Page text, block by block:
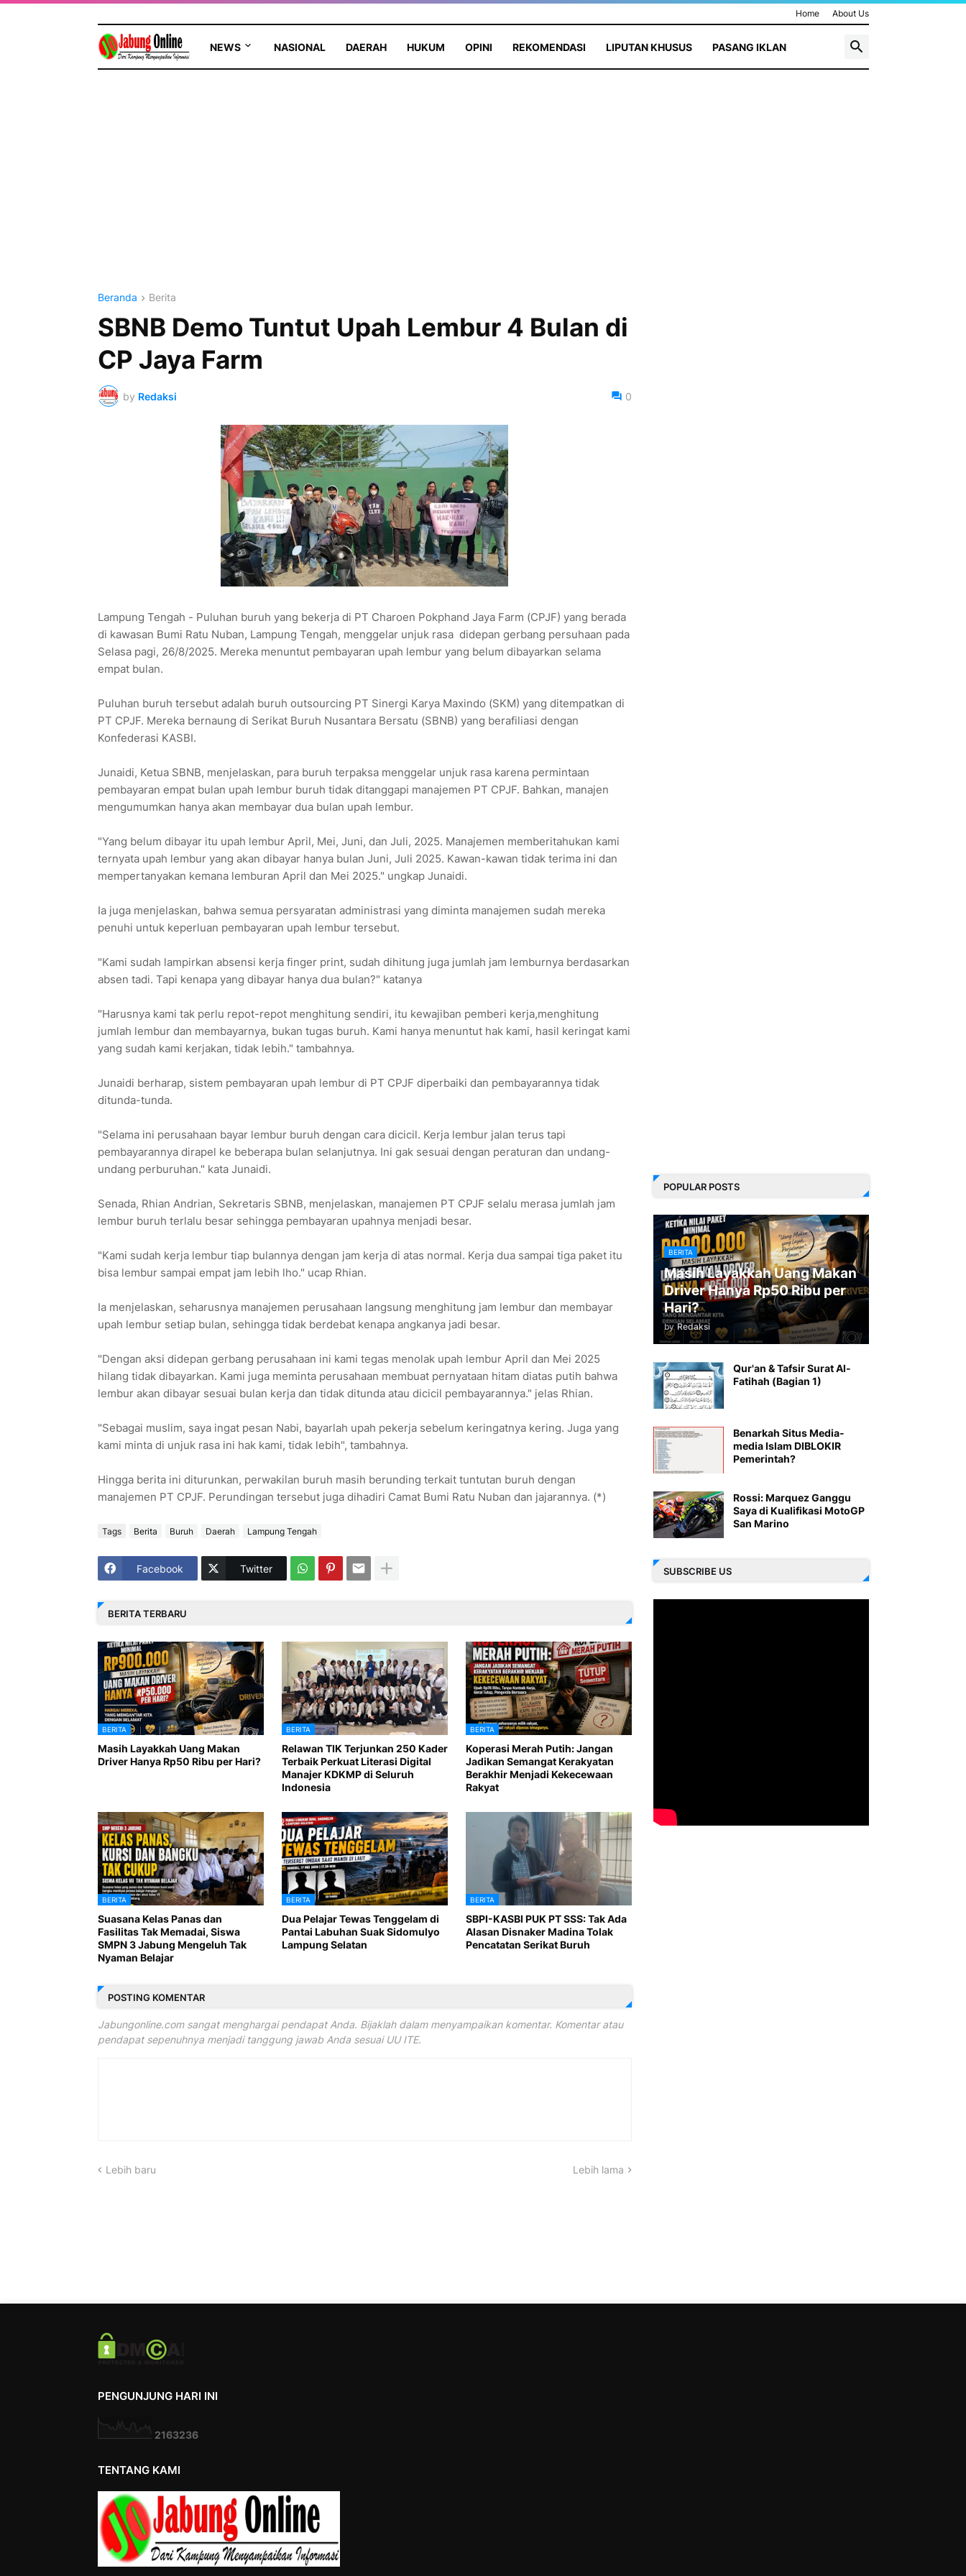
Home About Us
NEWS NASIONAL DAERAH HUKUM OPINI REKOMENDASI LIPUTAN KHUSUS PASANG IKLAN
Beranda Berita
SBNB Demo Tuntut Upah Lembur 4 Bulan di
CP Jaya Farm
by Redaksi 0
Lampung Tengah - Puluhan buruh yang bekerja di PT Charoen Pokphand Jaya Farm (CPJF) yang berada
di kawasan Bumi Ratu Nuban, Lampung Tengah, menggelar unjuk rasa didepan gerbang persuhaan pada
Selasa pagi, 26/8/2025. Mereka menuntut pembayaran upah lembur yang belum dibayarkan selama
empat bulan.
Puluhan buruh tersebut adalah buruh outsourcing PT Sinergi Karya Maxindo (SKM) yang ditempatkan di
PT CPJF. Mereka bernaung di Serikat Buruh Nusantara Bersatu (SBNB) yang berafiliasi dengan
Konfederasi KASBI.
Junaidi, Ketua SBNB, menjelaskan, para buruh terpaksa menggelar unjuk rasa karena permintaan
pembayaran empat bulan upah lembur buruh tidak ditanggapi manajemen PT CPJF. Bahkan, manajen
mengumumkan hanya akan membayar dua bulan upah lembur.
"Yang belum dibayar itu upah lembur April, Mei, Juni, dan Juli, 2025. Manajemen memberitahukan kami
ternyata upah lembur yang akan dibayar hanya bulan Juni, Juli 2025. Kawan-kawan tidak terima ini dan
mempertanyakan kemana lemburan April dan Mei 2025." ungkap Junaidi.
Ia juga menjelaskan, bahwa semua persyaratan administrasi yang diminta manajemen sudah mereka
penuhi untuk keperluan pembayaran upah lembur tersebut.
"Kami sudah lampirkan absensi kerja finger print, sudah dihitung juga jumlah jam lemburnya berdasarkan
absen tadi. Tapi kenapa yang dibayar hanya dua bulan?" katanya
"Harusnya kami tak perlu repot-repot menghitung sendiri, itu kewajiban pemberi kerja,menghitung
jumlah lembur dan membayarnya, bukan tugas buruh. Kami hanya menuntut hak kami, hasil keringat kami
yang sudah kami kerjakan, tidak lebih." tambahnya.
Junaidi berharap, sistem pembayaran upah lembur di PT CPJF diperbaiki dan pembayarannya tidak
ditunda-tunda.
"Selama ini perusahaan bayar lembur buruh dengan cara dicicil. Kerja lembur jalan terus tapi
pembayarannya dirapel ke beberapa bulan selanjutnya. Ini gak sesuai dengan peraturan dan undang-
undang perburuhan." kata Junaidi.
Senada, Rhian Andrian, Sekretaris SBNB, menjelaskan, manajemen PT CPJF selalu merasa jumlah jam
lembur buruh terlalu besar sehingga pembayaran upahnya menjadi besar.
"Kami sudah kerja lembur tiap bulannya dengan jam kerja di atas normal. Kerja dua sampai tiga paket itu
bisa lembur sampai empat jam lebih lho." ucap Rhian.
Ia menjelaskan, seharusnya manajemen perusahaan langsung menghitung jam lembur dan membayar
upah lembur setiap bulan, sehingga tidak berdebat kenapa angkanya jadi besar.
"Dengan aksi didepan gerbang perusahaan ini kami tegas menolak upah lembur April dan Mei 2025
hilang tidak dibayarkan. Kami juga meminta perusahaan membuat pernyataan hitam diatas putih bahwa
lembur akan dibayar sesuai bulan kerja dan tidak ditunda atau dicicil pembayarannya." jelas Rhian.
"Sebagai muslim, saya ingat pesan Nabi, bayarlah upah pekerja sebelum keringatnya kering. Juga yang
kami minta di unjuk rasa ini hak kami, tidak lebih", tambahnya.
Hingga berita ini diturunkan, perwakilan buruh masih berunding terkait tuntutan buruh dengan
manajemen PT CPJF. Perundingan tersebut juga dihadiri Camat Bumi Ratu Nuban dan jajarannya. (*)
Tags Berita Buruh Daerah Lampung Tengah
Facebook Twitter
BERITA TERBARU
BERITA
Masih Layakkah Uang Makan
Driver Hanya Rp50 Ribu per Hari?
BERITA
Relawan TIK Terjunkan 250 Kader
Terbaik Perkuat Literasi Digital
Manajer KDKMP di Seluruh
Indonesia
BERITA
Koperasi Merah Putih: Jangan
Jadikan Semangat Kerakyatan
Berakhir Menjadi Kekecewaan
Rakyat
BERITA
Suasana Kelas Panas dan
Fasilitas Tak Memadai, Siswa
SMPN 3 Jabung Mengeluh Tak
Nyaman Belajar
BERITA
Dua Pelajar Tewas Tenggelam di
Pantai Labuhan Suak Sidomulyo
Lampung Selatan
BERITA
SBPI-KASBI PUK PT SSS: Tak Ada
Alasan Disnaker Madina Tolak
Pencatatan Serikat Buruh
POSTING KOMENTAR
Jabungonline.com sangat menghargai pendapat Anda. Bijaklah dalam menyampaikan komentar. Komentar atau
pendapat sepenuhnya menjadi tanggung jawab Anda sesuai UU ITE.
Lebih baru Lebih lama
POPULAR POSTS
BERITA
Masih Layakkah Uang Makan
Driver Hanya Rp50 Ribu per
Hari?
by Redaksi
Qur'an & Tafsir Surat Al-
Fatihah (Bagian 1)
Benarkah Situs Media-
media Islam DIBLOKIR
Pemerintah?
Rossi: Marquez Ganggu
Saya di Kualifikasi MotoGP
San Marino
SUBSCRIBE US
PENGUNJUNG HARI INI
2163236
TENTANG KAMI